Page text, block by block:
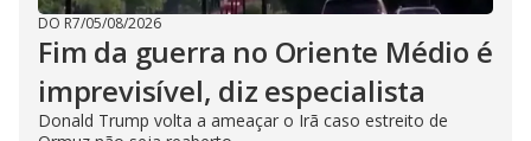
DO R7/05/08/2026
Fim da guerra no Oriente Médio é
imprevisível, diz especialista
Donald Trump volta a ameaçar o Irã caso estreito de